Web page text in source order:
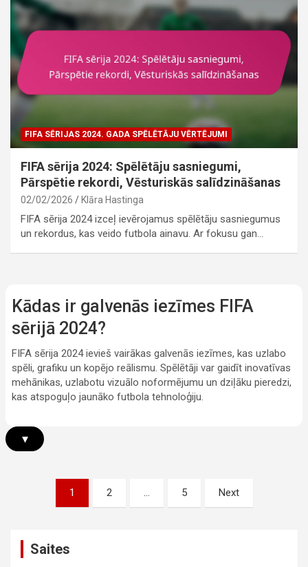
FIFA SĒRIJAS 2024. GADA SPĒLĒTĀJU VĒRTĒJUMI
FIFA sērija 2024: Spēlētāju sasniegumi,
Pārspētie rekordi, Vēsturiskās salīdzināšanas
02/02/2026 Klāra Hastinga
FIFA sērija 2024 izceļ ievērojamus spēlētāju sasniegumus
un rekordus, kas veido futbola ainavu. Ar fokusu gan…
Kādas ir galvenās iezīmes FIFA
sērijā 2024?
FIFA sērija 2024 ievieš vairākas galvenās iezīmes, kas uzlabo
spēli, grafiku un kopējo reālismu. Spēlētāji var gaidīt inovatīvas
mehānikas, uzlabotu vizuālo noformējumu un dziļāku pieredzi,
kas atspoguļo jaunāko futbola tehnoloģiju.
▾
pagination
1 2 … 5 Next
Saites